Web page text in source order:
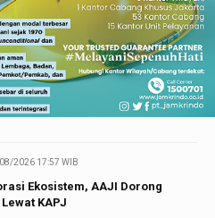
2026 17:57 WIB
Ekosistem, AAJI Dorong
KAPJ